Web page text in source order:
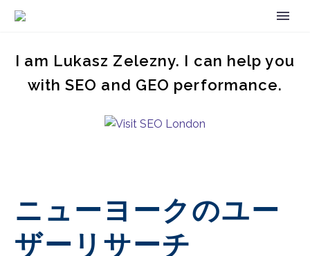
I am Lukasz Zelezny. I can help you
with SEO and GEO performance.
ニューヨークのユー
ザーリサーチ